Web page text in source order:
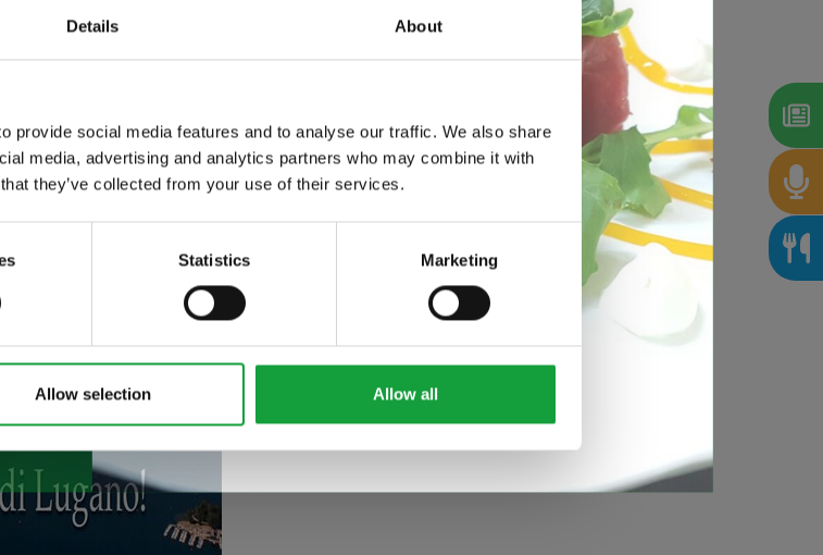
Details About
provide social media features and to analyse our traffic. We also share
media, advertising and analytics partners who may combine it with
they’ve collected from your use of their services.
Statistics Marketing
Allow selection Allow all